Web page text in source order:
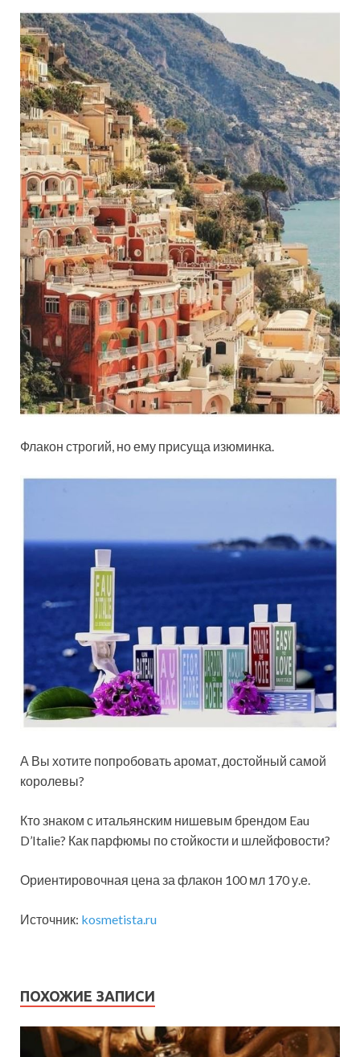
Флакон строгий, но ему присуща изюминка.
А Вы хотите попробовать аромат, достойный самой
королевы?
Кто знаком с итальянским нишевым брендом Eau
D’Italie? Как парфюмы по стойкости и шлейфовости?
Ориентировочная цена за флакон 100 мл 170 у.е.
Источник: kosmetista.ru
ПОХОЖИЕ ЗАПИСИ